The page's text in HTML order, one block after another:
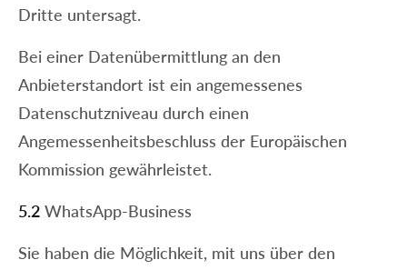
Dritte untersagt.
Bei einer Datenübermittlung an den
Anbieterstandort ist ein angemessenes
Datenschutzniveau durch einen
Angemessenheitsbeschluss der Europäischen
Kommission gewährleistet.
5.2 WhatsApp-Business
Sie haben die Möglichkeit, mit uns über den